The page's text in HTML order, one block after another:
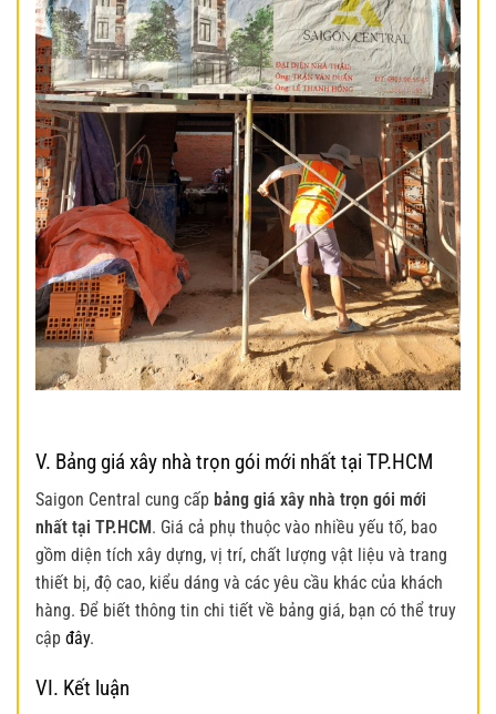
V. Bảng giá xây nhà trọn gói mới nhất tại TP.HCM
Saigon Central cung cấp bảng giá xây nhà trọn gói mới
nhất tại TP.HCM. Giá cả phụ thuộc vào nhiều yếu tố, bao
gồm diện tích xây dựng, vị trí, chất lượng vật liệu và trang
thiết bị, độ cao, kiểu dáng và các yêu cầu khác của khách
hàng. Để biết thông tin chi tiết về bảng giá, bạn có thể truy
cập đây.
VI. Kết luận